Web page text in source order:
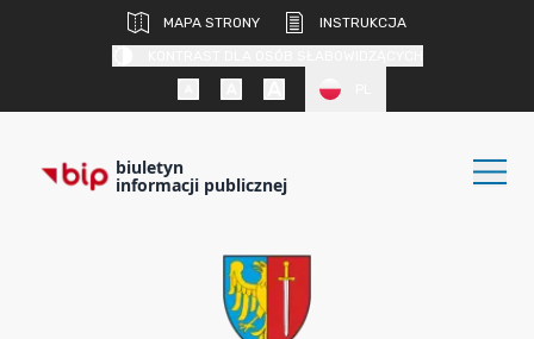
MAPA STRONY
INSTRUKCJA
biuletyn
informacji publicznej